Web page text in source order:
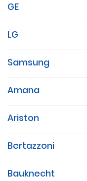
GE
LG
Samsung
Amana
Ariston
Bertazzoni
Bauknecht